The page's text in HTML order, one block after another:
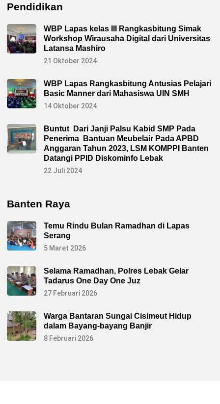
Pendidikan
WBP Lapas kelas III Rangkasbitung Simak
Workshop Wirausaha Digital dari Universitas
Latansa Mashiro
21 Oktober 2024
WBP Lapas Rangkasbitung Antusias Pelajari
Basic Manner dari Mahasiswa UIN SMH
14 Oktober 2024
Buntut Dari Janji Palsu Kabid SMP Pada
Penerima Bantuan Meubelair Pada APBD
Anggaran Tahun 2023, LSM KOMPPI Banten
Datangi PPID Diskominfo Lebak
22 Juli 2024
Banten Raya
Temu Rindu Bulan Ramadhan di Lapas
Serang
5 Maret 2026
Selama Ramadhan, Polres Lebak Gelar
Tadarus One Day One Juz
27 Februari 2026
Warga Bantaran Sungai Cisimeut Hidup
dalam Bayang-bayang Banjir
8 Februari 2026